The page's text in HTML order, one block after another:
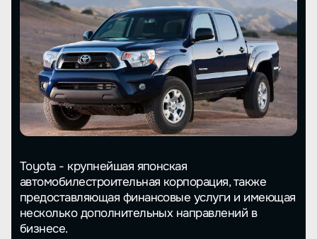
Toyota - крупнейшая японская
автомобилестроительная корпорация, также
предоставляющая финансовые услуги и имеющая
несколько дополнительных направлений в
бизнесе.